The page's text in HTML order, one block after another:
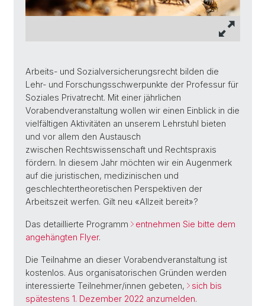
Arbeits- und Sozialversicherungsrecht bilden die
Lehr- und Forschungsschwerpunkte der Professur für
Soziales Privatrecht. Mit einer jährlichen
Vorabendveranstaltung wollen wir einen Einblick in die
vielfältigen Aktivitäten an unserem Lehrstuhl bieten
und vor allem den Austausch
zwischen Rechtswissenschaft und Rechtspraxis
fördern. In diesem Jahr möchten wir ein Augenmerk
auf die juristischen, medizinischen und
geschlechtertheoretischen Perspektiven der
Arbeitszeit werfen. Gilt neu «Allzeit bereit»?
Das detaillierte Programm
entnehmen Sie bitte dem
angehängten Flyer.
Die Teilnahme an dieser Vorabendveranstaltung ist
kostenlos. Aus organisatorischen Gründen werden
interessierte Teilnehmer/innen gebeten,
sich bis
spätestens 1. Dezember 2022 anzumelden.